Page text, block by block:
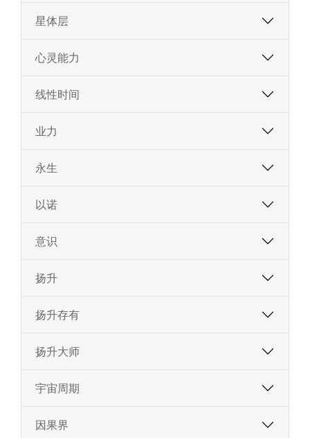
星体层
心灵能力
线性时间
业力
永生
以诺
意识
扬升
扬升存有
扬升大师
宇宙周期
因果界